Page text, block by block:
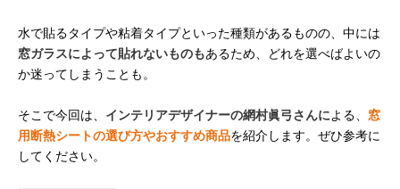
水で貼るタイプや粘着タイプといった種類があるものの、中には
窓ガラスによって貼れないものもあるため、どれを選べばよいの
か迷ってしまうことも。
そこで今回は、 インテリアデザイナーの網村眞弓さんによる、 窓
用断熱シートの選び方やおすすめ商品を紹介します。ぜひ参考に
してください。